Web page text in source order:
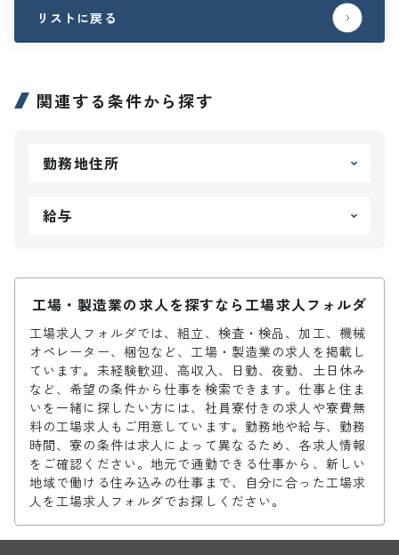
リストに戻る
関連する条件から探す
勤務地住所
給与
工場・製造業の求人を探すなら工場求人フォルダ
工場求人フォルダでは、組立、検査・検品、加工、機械
オペレーター、梱包など、工場・製造業の求人を掲載し
ています。未経験歓迎、高収入、日勤、夜勤、土日休み
など、希望の条件から仕事を検索できます。仕事と住ま
いを一緒に探したい方には、社員寮付きの求人や寮費無
料の工場求人もご用意しています。勤務地や給与、勤務
時間、寮の条件は求人によって異なるため、各求人情報
をご確認ください。地元で通勤できる仕事から、新しい
地域で働ける住み込みの仕事まで、自分に合った工場求
人を工場求人フォルダでお探しください。